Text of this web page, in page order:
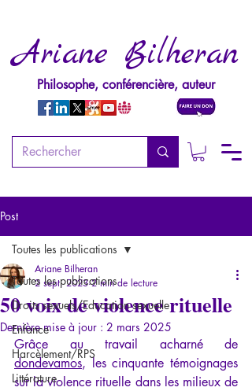
Ariane Bilheran
Philosophe, conférencière, auteur
Post
Toutes les publications
Droits sexuels/Education sexuelle
Enfance
Harcèlement/RPS
Littérature
Toutes les publications
50 voix de violence rituelle
Ariane Bilheran
2 sept. 2023 2 min de lecture
Dernière mise à jour : 2 mars 2025
dondevamos, les cinquante témoignages
sur la violence rituelle dans les milieux de